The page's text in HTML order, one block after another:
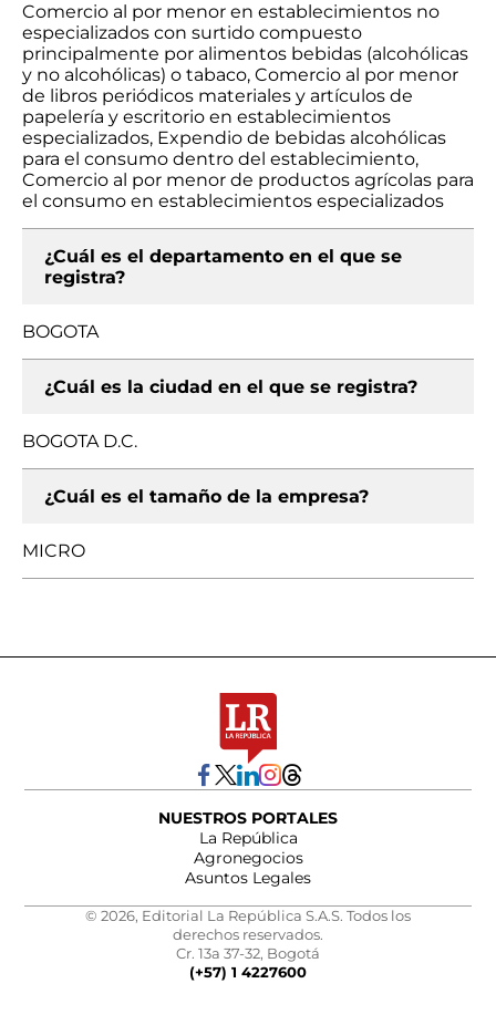
Comercio al por menor en establecimientos no
especializados con surtido compuesto
principalmente por alimentos bebidas (alcohólicas
y no alcohólicas) o tabaco, Comercio al por menor
de libros periódicos materiales y artículos de
papelería y escritorio en establecimientos
especializados, Expendio de bebidas alcohólicas
para el consumo dentro del establecimiento,
Comercio al por menor de productos agrícolas para
el consumo en establecimientos especializados
¿Cuál es el departamento en el que se
registra?
BOGOTA
¿Cuál es la ciudad en el que se registra?
BOGOTA D.C.
¿Cuál es el tamaño de la empresa?
MICRO
NUESTROS PORTALES
La República
Agronegocios
Asuntos Legales
© 2026, Editorial La República S.A.S. Todos los
derechos reservados.
Cr. 13a 37-32, Bogotá
(+57) 1 4227600